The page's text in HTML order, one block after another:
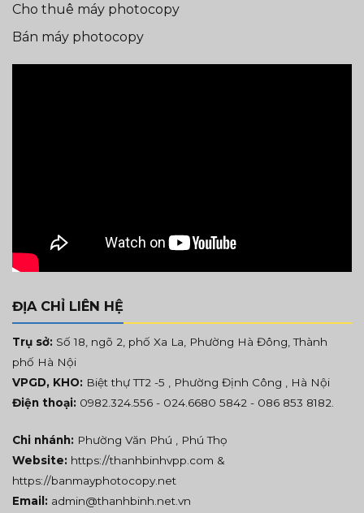
Cho thuê máy photocopy
Bán máy photocopy
ĐỊA CHỈ LIÊN HỆ
Trụ sở: Số 18, ngõ 2, phố Xa La, Phường Hà Đông, Thành
phố Hà Nội
VPGD, KHO: Biệt thự TT2 -5 , Phường Định Công , Hà Nội
Điện thoại: 0982.324.556 - 024.6680 5842 - 086 853 8182.
Chi nhánh: Phường Văn Phú , Phú Thọ
Website: https://thanhbinhvpp.com &
https://banmayphotocopy.net
Email: admin@thanhbinh.net.vn